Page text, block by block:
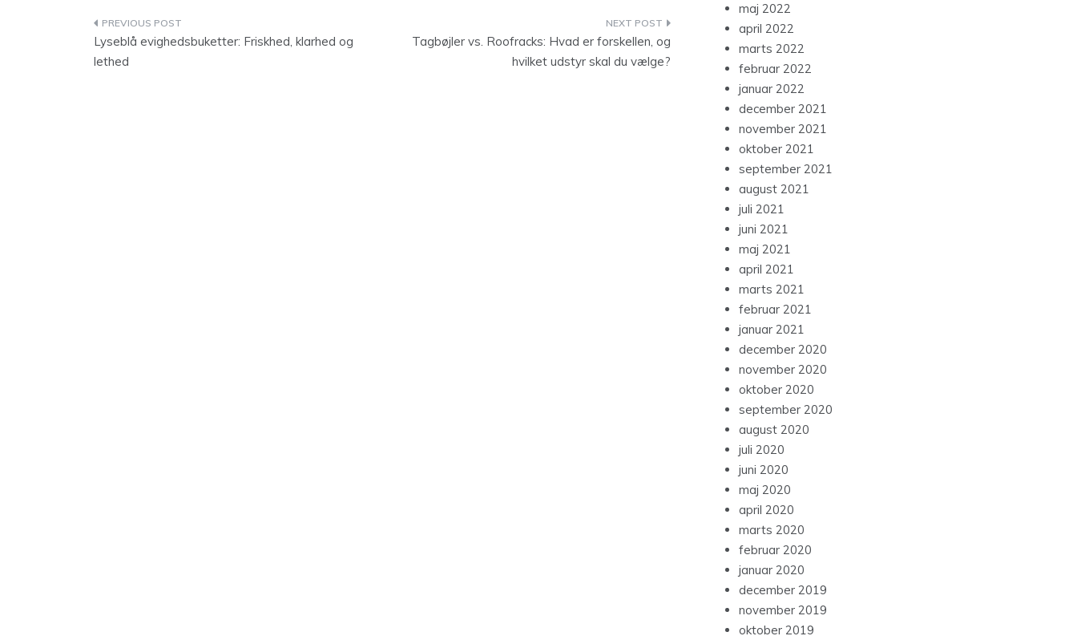
Indlægsnavigation
Lyseblå evighedsbuketter: Friskhed, klarhed og
lethed
Tagbøjler vs. Roofracks: Hvad er forskellen, og
hvilket udstyr skal du vælge?
maj 2022
april 2022
marts 2022
februar 2022
januar 2022
december 2021
november 2021
oktober 2021
september 2021
august 2021
juli 2021
juni 2021
maj 2021
april 2021
marts 2021
februar 2021
januar 2021
december 2020
november 2020
oktober 2020
september 2020
august 2020
juli 2020
juni 2020
maj 2020
april 2020
marts 2020
februar 2020
januar 2020
december 2019
november 2019
oktober 2019